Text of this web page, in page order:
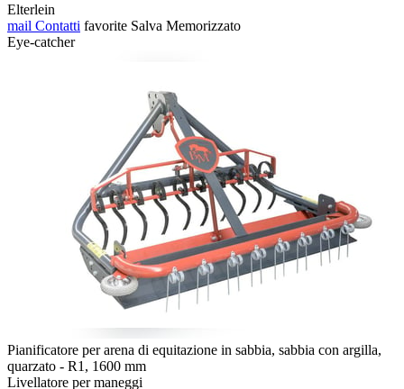
Elterlein
mail Contatti favorite Salva Memorizzato
Eye-catcher
Pianificatore per arena di equitazione in sabbia, sabbia con argilla,
quarzato - R1, 1600 mm
Livellatore per maneggi